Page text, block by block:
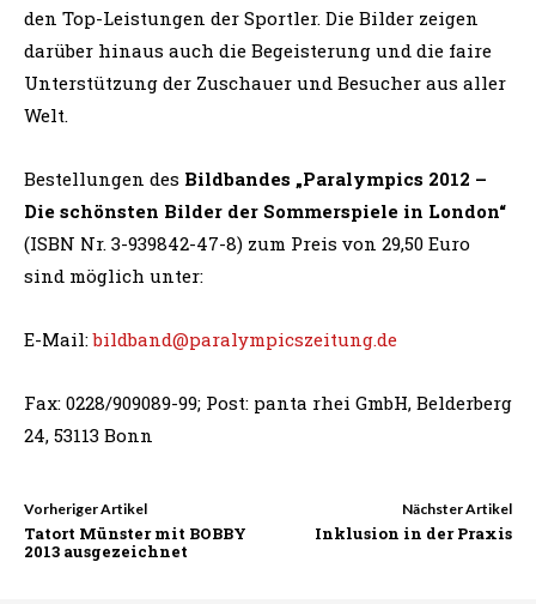
den Top-Leistungen der Sportler. Die Bilder zeigen
darüber hinaus auch die Begeisterung und die faire
Unterstützung der Zuschauer und Besucher aus aller
Welt.
Bestellungen des Bildbandes „Paralympics 2012 –
Die schönsten Bilder der Sommerspiele in London“
(ISBN Nr. 3-939842-47-8) zum Preis von 29,50 Euro
sind möglich unter:
E-Mail:bildband@paralympicszeitung.de
Fax: 0228/909089-99; Post: panta rhei GmbH, Belderberg
24, 53113 Bonn
Vorheriger Artikel
Tatort Münster mit BOBBY
2013 ausgezeichnet
Nächster Artikel
Inklusion in der Praxis